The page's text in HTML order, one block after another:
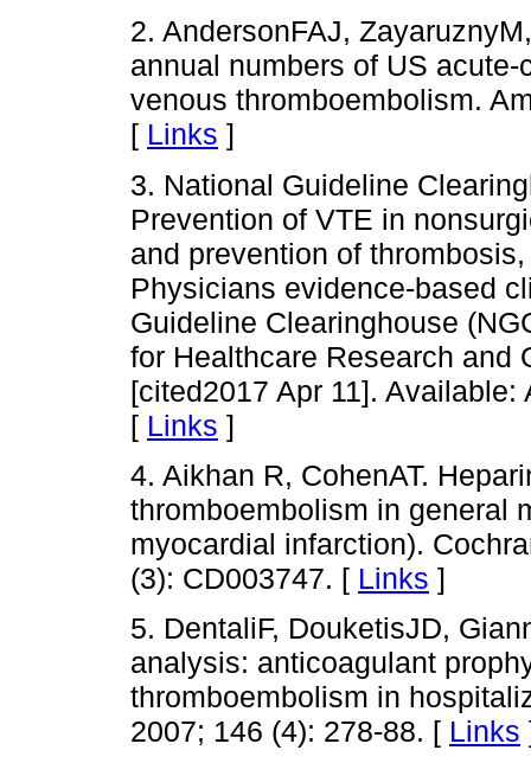
2. AndersonFAJ,
annual numbers of US
venous thromboembolism.
[ Links ]
3. National Guideline
Prevention of VTE in
and prevention of
Physicians evidence-based
Guideline Clearinghouse
for Healthcare Research and
[cited2017 Apr 11].
[ Links ]
4. Aikhan R, CohenAT.
thromboembolism in general
myocardial infarction).
(3): CD003747. [ Links ]
5. DentaliF, DouketisJD,
analysis: anticoagulant
thromboembolism in
2007; 146 (4): 278-88. [ Links